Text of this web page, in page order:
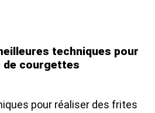
techniques pour
courgettes
pour réaliser des frites